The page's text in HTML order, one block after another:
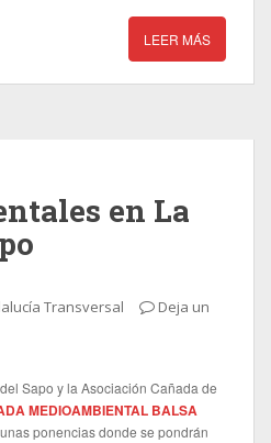
LEER MÁS
en La
Transversal
Deja un
Sapo y la Asociación Cañada de
MEDIOAMBIENTAL BALSA
ponencias donde se pondrán